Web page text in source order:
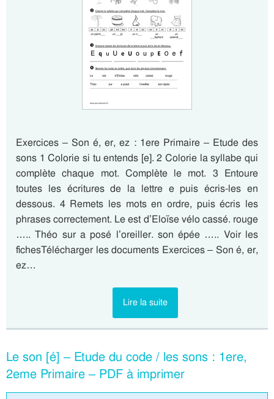
Exercices – Son é, er, ez : 1ere Primaire – Etude des
sons 1 Colorie si tu entends [e]. 2 Colorie la syllabe qui
complète chaque mot. Complète le mot. 3 Entoure
toutes les écritures de la lettre e puis écris-les en
dessous. 4 Remets les mots en ordre, puis écris les
phrases correctement. Le est d’Eloïse vélo cassé. rouge
….. Théo sur a posé l’oreiller. son épée ….. Voir les
fichesTélécharger les documents Exercices – Son é, er,
ez…
Lire la suite
Le son [é] – Etude du code / les sons : 1ere,
2eme Primaire – PDF à imprimer